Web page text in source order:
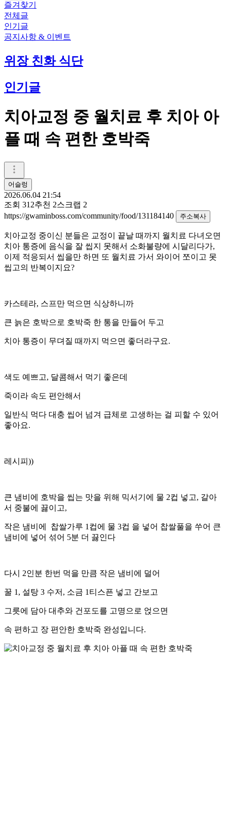
즐겨찾기
전체글
인기글
공지사항 & 이벤트
위장 친화 식단
인기글
치아교정 중 월치료 후 치아 아
플 때 속 편한 호박죽
어슬렁
2026.06.04 21:54
조회 312추천 2스크랩 2
https://gwaminboss.com/community/food/131184140
주소복사
치아교정 중이신 분들은 교정이 끝날 때까지 월치료 다녀오면
치아 통증에 음식을 잘 씹지 못해서 소화불량에 시달리다가,
이제 적응되서 씹을만 하면 또 월치료 가서 와이어 쪼이고 못
씹고의 반복이지요?
카스테라, 스프만 먹으면 식상하니까
큰 늙은 호박으로 호박죽 한 통을 만들어 두고
치아 통증이 무뎌질 때까지 먹으면 좋더라구요.
색도 예쁘고, 달콤해서 먹기 좋은데
죽이라 속도 편안해서
일반식 먹다 대충 씹어 넘겨 급체로 고생하는 걸 피할 수 있어
좋아요.
레시피))
큰 냄비에 호박을 씹는 맛을 위해 믹서기에 물 2컵 넣고, 갈아
서 중불에 끓이고,
작은 냄비에 찹쌀가루 1컵에 물 3컵 을 넣어 찹쌀풀을 쑤어 큰
냄비에 넣어 섞어 5분 더 끓인다
다시 2인분 한번 먹을 만큼 작은 냄비에 덜어
꿀 1, 설탕 3 수저, 소금 1티스픈 넣고 간보고
그릇에 담아 대추와 건포도를 고명으로 얹으면
속 편하고 장 편안한 호박죽 완성입니다.